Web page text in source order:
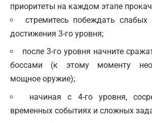
приоритеты на каждом этапе
стремитесь побеждать слабых
достижения 3-го уровня;
после 3-го уровня начните
боссами (к этому моменту
мощное оружие);
начиная с 4-го уровня,
временных событиях и сложных